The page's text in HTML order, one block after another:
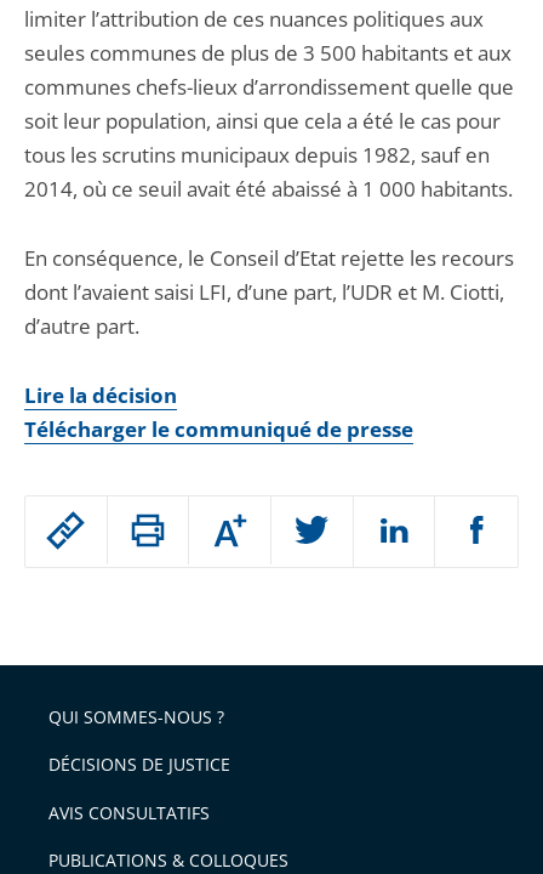
Passer
arriver
après
Augmenter
ou
l'article
pour
avant
limiter l’attribution de ces nuances politiques aux
seules communes de plus de 3 500 habitants et aux
communes chefs-lieux d’arrondissement quelle que
soit leur population, ainsi que cela a été le cas pour
tous les scrutins municipaux depuis 1982, sauf en
2014, où ce seuil avait été abaissé à 1 000 habitants.
En conséquence, le Conseil d’Etat rejette les recours
dont l’avaient saisi LFI, d’une part, l’UDR et M. Ciotti,
d’autre part.
Lire la décision
Télécharger le communiqué de presse
QUI SOMMES-NOUS ?
DÉCISIONS DE JUSTICE
AVIS CONSULTATIFS
PUBLICATIONS & COLLOQUES